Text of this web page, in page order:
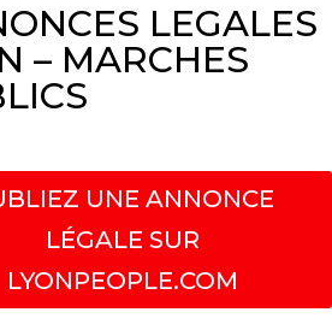
LEGALES
– MARCHES
UNE ANNONCE
LÉGALE SUR
LYONPEOPLE.COM